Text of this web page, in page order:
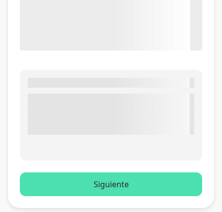
Siguiente